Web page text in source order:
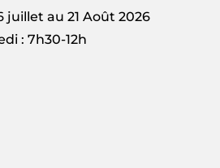
juillet au 21 Août 2026
: 7h30-12h